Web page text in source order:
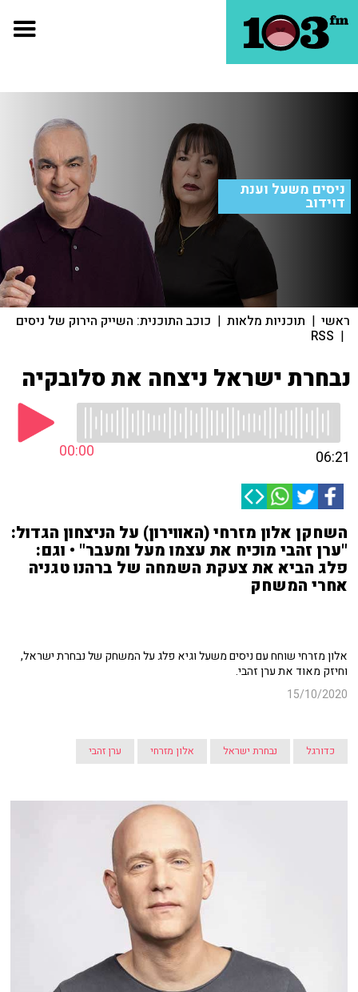
ניסים משעל וענת
דוידוב
ראשי | תוכניות מלאות | כוכב התוכנית: השייק הירוק של ניסים
|
RSS
נבחרת ישראל ניצחה את סלובקיה
00:00 06:21
השחקן אלון מזרחי (האווירון) על הניצחון הגדול:
"ערן זהבי מוכיח את עצמו מעל ומעבר" • וגם:
פלג הביא את צעקת השמחה של ברהנו טגניה
אחרי המשחק
אלון מזרחי שוחח עם ניסים משעל וגיא פלג על המשחק של נבחרת ישראל,
וחיזק מאוד את ערן זהבי.
15/10/2020
כדורגל נבחרת ישראל אלון מזרחי ערן זהבי